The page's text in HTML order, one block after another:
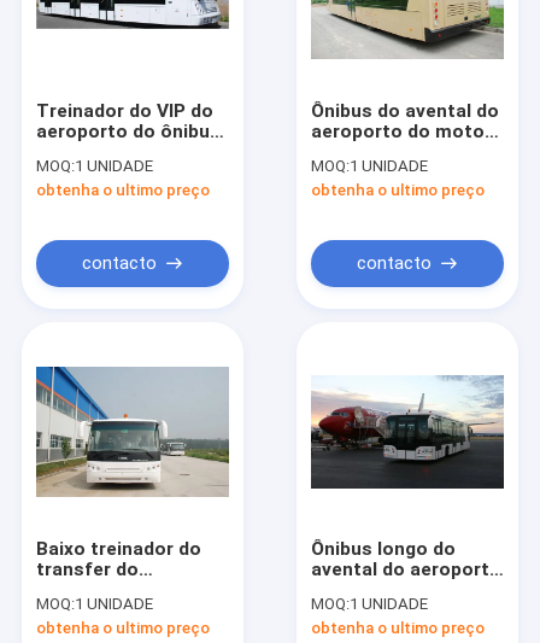
Treinador do VIP do
aeroporto do ônibus
aeroporto da grande
capacidade
MOQ:1 UNIDADE
obtenha o ultimo preço
contacto
Ônibus do avental do
aeroporto do motor
treinadores do
aeroporto
MOQ:1 UNIDADE
obtenha o ultimo preço
contacto
Baixo treinador do
transfer do
de aço de liga do
carbono, direito/
MOQ:1 UNIDADE
obtenha o ultimo preço
Ônibus longo do
avental do aeroporto
bateria 190H52
acidificada ao
MOQ:1 UNIDADE
obtenha o ultimo preço